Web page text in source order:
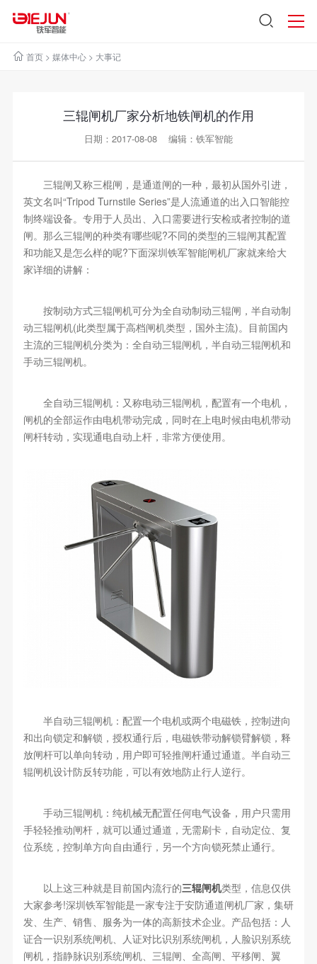
首页> 媒体中心> 大事记
三辊闸机厂家分析地铁闸机的作用
日期：2017-08-08 编辑：铁军智能
三辊闸又称三棍闸，是通道闸的一种，最初从国外引进，
英文名叫“Tripod Turnstile Series”是人流通道的出入口智能控
制终端设备。专用于人员出、入口需要进行安检或者控制的道
闸。那么三辊闸的种类有哪些呢?不同的类型的三辊闸其配置
和功能又是怎么样的呢?下面深圳铁军智能闸机厂家就来给大
家详细的讲解：
按制动方式三辊闸机可分为全自动制动三辊闸，半自动制
动三辊闸机(此类型属于高档闸机类型，国外主流)。目前国内
主流的三辊闸机分类为：全自动三辊闸机，半自动三辊闸机和
手动三辊闸机。
全自动三辊闸机：又称电动三辊闸机，配置有一个电机，
闸机的全部运作由电机带动完成，同时在上电时候由电机带动
闸杆转动，实现通电自动上杆，非常方便使用。
半自动三辊闸机：配置一个电机或两个电磁铁，控制进向
和出向锁定和解锁，授权通行后，电磁铁带动解锁臂解锁，释
放闸杆可以单向转动，用户即可轻推闸杆通过通道。半自动三
辊闸机设计防反转功能，可以有效地防止行人逆行。
手动三辊闸机：纯机械无配置任何电气设备，用户只需用
手轻轻推动闸杆，就可以通过通道，无需刷卡，自动定位、复
位系统，控制单方向自由通行，另一个方向锁死禁止通行。
以上这三种就是目前国内流行的三辊闸机类型，信息仅供
大家参考!深圳铁军智能是一家专注于安防通道闸机厂家，集研
发、生产、销售、服务为一体的高新技术企业。产品包括：人
证合一识别系统闸机、人证对比识别系统闸机，人脸识别系统
闸机，指静脉识别系统闸机、三辊闸、全高闸、平移闸、翼